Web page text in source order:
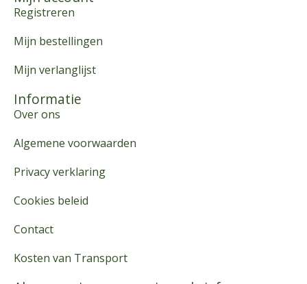
Registreren
Mijn bestellingen
Mijn verlanglijst
Informatie
Over ons
Algemene voorwaarden
Privacy verklaring
Cookies beleid
Contact
Kosten van Transport